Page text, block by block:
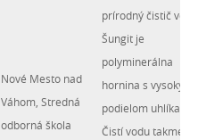
Nové Mesto nad
Váhom, Stredná
odborná škola
prírodný čistič vody
Šungit je
polyminerálna
hornina s vysokým
podielom uhlíka.
Čistí vodu takmer